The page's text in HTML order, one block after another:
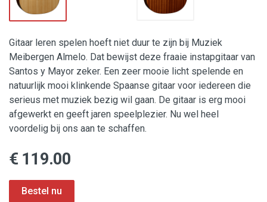
Gitaar leren spelen hoeft niet duur te zijn bij Muziek
Meibergen Almelo. Dat bewijst deze fraaie instapgitaar van
Santos y Mayor zeker. Een zeer mooie licht spelende en
natuurlijk mooi klinkende Spaanse gitaar voor iedereen die
serieus met muziek bezig wil gaan. De gitaar is erg mooi
afgewerkt en geeft jaren speelplezier. Nu wel heel
voordelig bij ons aan te schaffen.
€ 119.00